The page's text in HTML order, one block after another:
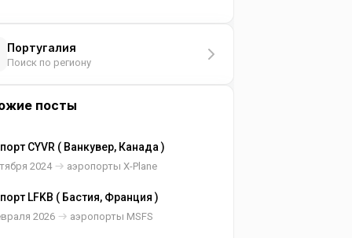
Португалия
Поиск по региону
посты
CYVR ( Ванкувер, Канада )
2024 аэропорты X-Plane
LFKB ( Бастия, Франция )
2026 аэропорты MSFS